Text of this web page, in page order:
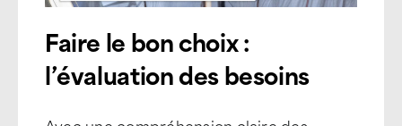
Faire le bon choix :
l’évaluation des besoins